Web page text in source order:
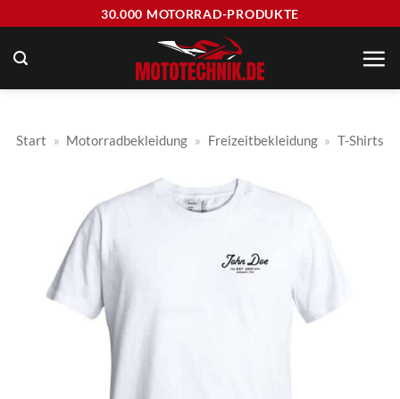
springen
30.000 MOTORRAD-PRODUKTE
Start » Motorradbekleidung » Freizeitbekleidung » T-Shirts